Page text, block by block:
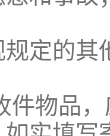
规定的其
件物品